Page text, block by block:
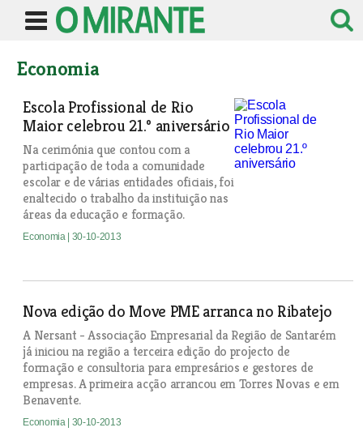
Economia
Escola Profissional de Rio
Maior celebrou 21.º aniversário
Na cerimónia que contou com a
participação de toda a comunidade
escolar e de várias entidades oficiais, foi
enaltecido o trabalho da instituição nas
áreas da educação e formação.
Economia | 30-10-2013
Nova edição do Move PME arranca no Ribatejo
A Nersant - Associação Empresarial da Região de Santarém
já iniciou na região a terceira edição do projecto de
formação e consultoria para empresários e gestores de
empresas. A primeira acção arrancou em Torres Novas e em
Benavente.
Economia | 30-10-2013